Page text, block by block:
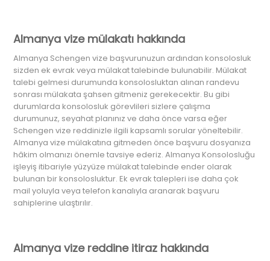
Almanya vize mülakatı hakkında
Almanya Schengen vize başvurunuzun ardından konsolosluk
sizden ek evrak veya mülakat talebinde bulunabilir. Mülakat
talebi gelmesi durumunda konsolosluktan alınan randevu
sonrası mülakata şahsen gitmeniz gerekecektir. Bu gibi
durumlarda konsolosluk görevlileri sizlere çalışma
durumunuz, seyahat planınız ve daha önce varsa eğer
Schengen vize reddinizle ilgili kapsamlı sorular yöneltebilir.
Almanya vize mülakatına gitmeden önce başvuru dosyanıza
hâkim olmanızı önemle tavsiye ederiz. Almanya Konsolosluğu
işleyiş itibariyle yüzyüze mülakat talebinde ender olarak
bulunan bir konsolosluktur. Ek evrak talepleri ise daha çok
mail yoluyla veya telefon kanalıyla aranarak başvuru
sahiplerine ulaştırılır.
Almanya vize reddine itiraz hakkında